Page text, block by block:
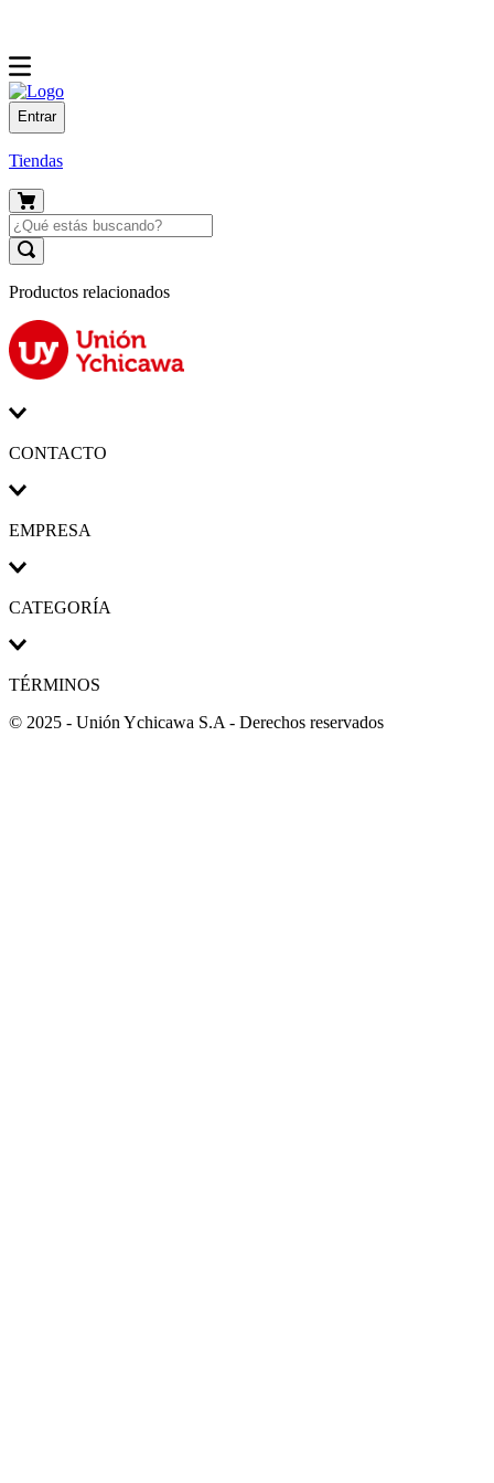
Entrar
Tiendas
Productos relacionados
CONTACTO
EMPRESA
CATEGORÍA
TÉRMINOS
© 2025 - Unión Ychicawa S.A - Derechos reservados